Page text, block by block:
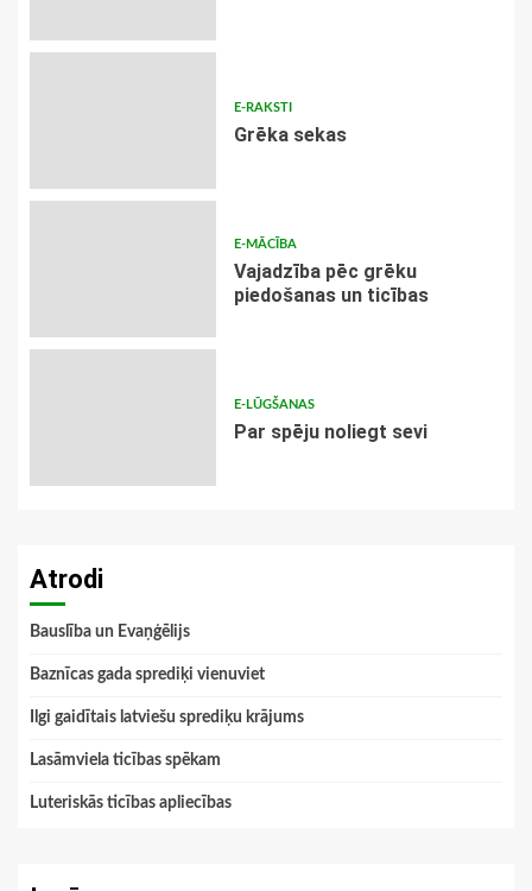
E-RAKSTI
Grēka sekas
E-MĀCĪBA
Vajadzība pēc grēku
piedošanas un ticības
E-LŪGŠANAS
Par spēju noliegt sevi
Atrodi
Bauslība un Evaņģēlijs
Baznīcas gada sprediķi vienuviet
Ilgi gaidītais latviešu sprediķu krājums
Lasāmviela ticības spēkam
Luteriskās ticības apliecības